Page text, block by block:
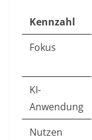
Kennzahl
Fokus
KI-
Anwendung
Nutzen